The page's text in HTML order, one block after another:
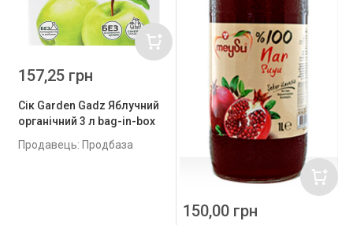
Сік Garden Gadz Яблучний
органічний 3 л bag-in-box
Продавець: Продбаза
157,25 грн
150,00 грн